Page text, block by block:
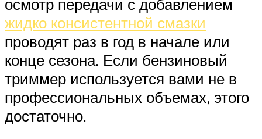
осмотр передачи с добавлением
жидко консистентной смазки
проводят раз в год в начале или
конце сезона. Если бензиновый
триммер используется вами не в
профессиональных объемах, этого
достаточно.